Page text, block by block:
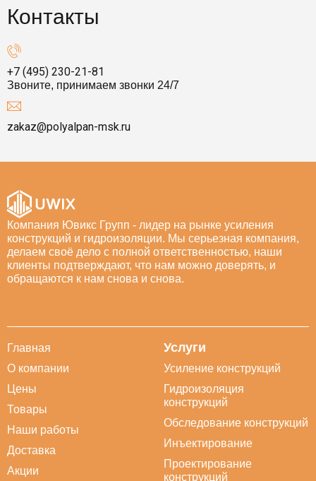
Контакты
+7 (495) 230-21-81
Звоните, принимаем звонки 24/7
zakaz@polyalpan-msk.ru
Компания Ювикс Групп - лидер на рынке усиления
конструкций и гидроизоляции. Мы серьезная компания,
делаем своё дело с полной ответственностью, наши
клиенты подтверждают, что нам можно доверять, и
обращаются к нам снова и снова.
Главная
О компании
Цены
Товары
Наши работы
Доставка
Акции
Услуги
Усиление конструкций
Гидроизоляция
конструкций
Обследование конструкций
Инъектирование
Проектирование
конструкций